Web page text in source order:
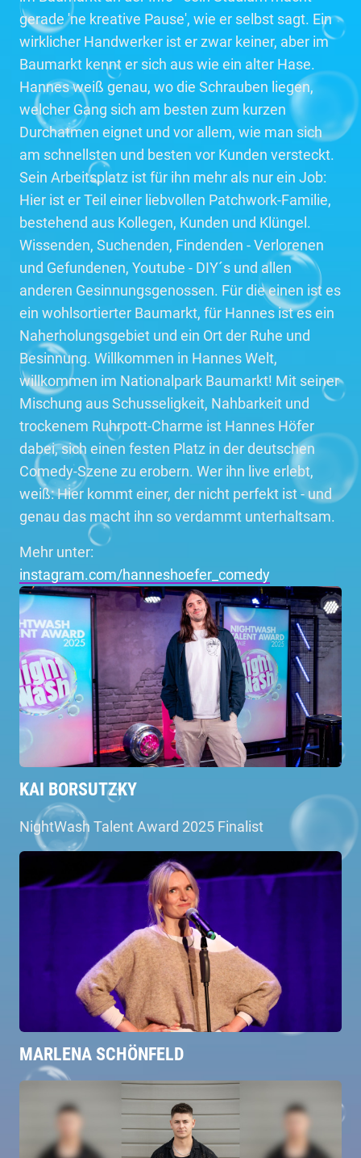
gerade 'ne kreative Pause', wie er selbst sagt. Ein
wirklicher Handwerker ist er zwar keiner, aber im
Baumarkt kennt er sich aus wie ein alter Hase.
Hannes weiß genau, wo die Schrauben liegen,
welcher Gang sich am besten zum kurzen
Durchatmen eignet und vor allem, wie man sich
am schnellsten und besten vor Kunden versteckt.
Sein Arbeitsplatz ist für ihn mehr als nur ein Job:
Hier ist er Teil einer liebvollen Patchwork-Familie,
bestehend aus Kollegen, Kunden und Klüngel.
Wissenden, Suchenden, Findenden - Verlorenen
und Gefundenen, Youtube - DIY´s und allen
anderen Gesinnungsgenossen. Für die einen ist es
ein wohlsortierter Baumarkt, für Hannes ist es ein
Naherholungsgebiet und ein Ort der Ruhe und
Besinnung. Willkommen in Hannes Welt,
willkommen im Nationalpark Baumarkt! Mit seiner
Mischung aus Schusseligkeit, Nahbarkeit und
trockenem Ruhrpott-Charme ist Hannes Höfer
dabei, sich einen festen Platz in der deutschen
Comedy-Szene zu erobern. Wer ihn live erlebt,
weiß: Hier kommt einer, der nicht perfekt ist - und
genau das macht ihn so verdammt unterhaltsam.
Mehr unter:
instagram.com/hanneshoefer_comedy
KAI BORSUTZKY
NightWash Talent Award 2025 Finalist
MARLENA SCHÖNFELD